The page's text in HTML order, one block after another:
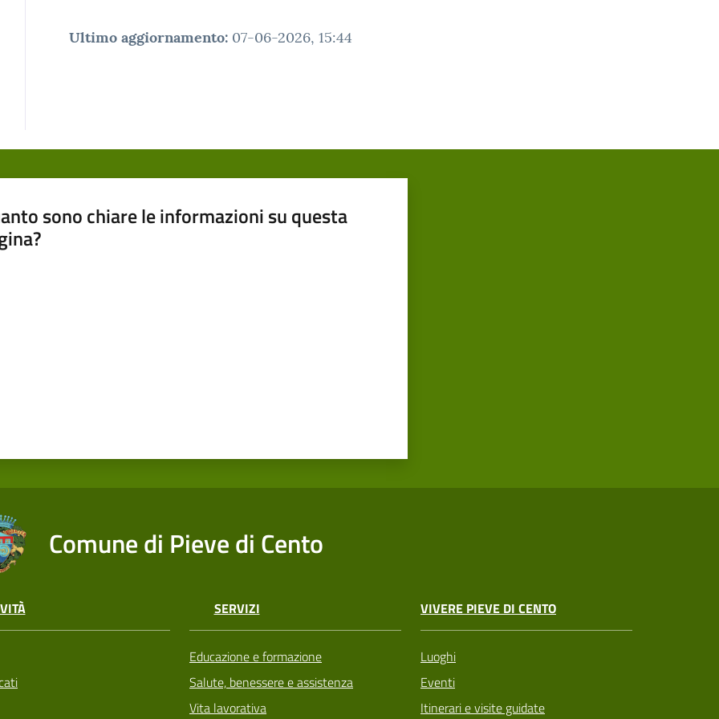
Ultimo aggiornamento: 07-06-2026, 15:44
sono chiare le informazioni su questa
Comune di Pieve di Cento
SERVIZI
Educazione e formazione
Salute, benessere e assistenza
Vita lavorativa
VIVERE PIEVE DI CENTO
Luoghi
Eventi
Itinerari e visite guidate